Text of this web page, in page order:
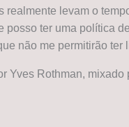
realmente levam o
ter uma política
não me permitirão ter
Yves Rothman, mixado